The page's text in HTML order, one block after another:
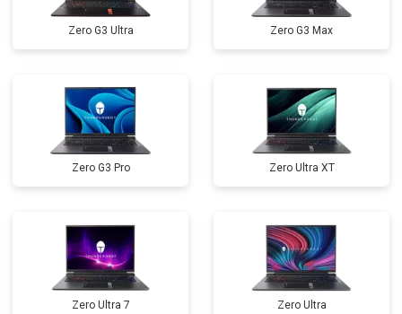
Замена оперативной памяти от 1100 ₽ Заказать
Замена северного моста от 3500 ₽
Zero G3 Ultra Zero G3 Max
Zero G3 Pro Zero Ultra XT
Zero Ultra 7 Zero Ultra